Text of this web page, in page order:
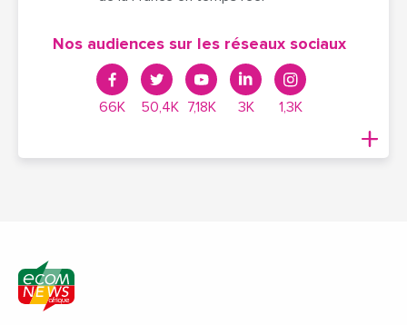
Nos audiences sur les réseaux sociaux
66K 50,4K 7,18K 3K 1,3K